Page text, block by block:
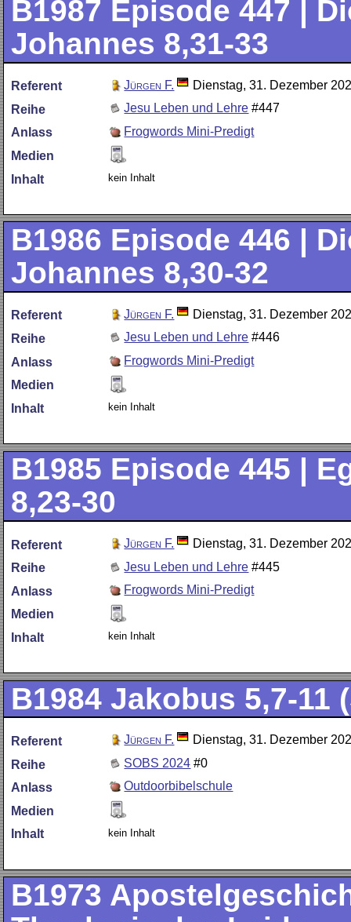
B1987 Episode 447 |
Johannes 8,31-33
Referent Jürgen F.
Dienstag, 31. Dezember
Reihe
Jesu Leben und Lehre #447
Anlass
Frogwords Mini-Predigt
Medien
Inhalt
kein Inhalt
B1986 Episode 446 |
Johannes 8,30-32
Referent Jürgen F.
Dienstag, 31. Dezember
Reihe
Jesu Leben und Lehre #446
Anlass
Frogwords Mini-Predigt
Medien
Inhalt
kein Inhalt
B1985 Episode 445 |
8,23-30
Referent Jürgen F.
Dienstag, 31. Dezember
Reihe
Jesu Leben und Lehre #445
Anlass
Frogwords Mini-Predigt
Medien
Inhalt
kein Inhalt
B1984 Jakobus 5,7-11
Referent Jürgen F.
Dienstag, 31. Dezember
Reihe
SOBS 2024 #0
Anlass
Outdoorbibelschule
Medien
Inhalt
kein Inhalt
B1973